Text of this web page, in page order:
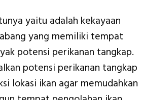
yaitu adalah kekayaan
yang memiliki tempat
potensi perikanan tangkap.
potensi perikanan tangkap
lokasi ikan agar memudahkan